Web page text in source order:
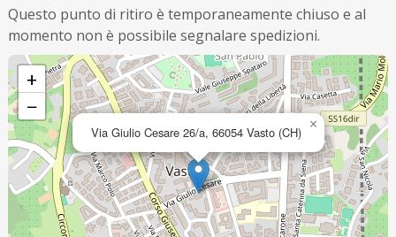
Questo punto di ritiro è temporaneamente chiuso e al
momento non è possibile segnalare spedizioni.
Via Giulio Cesare 26/a, 66054 Vasto (CH) ×
+
−